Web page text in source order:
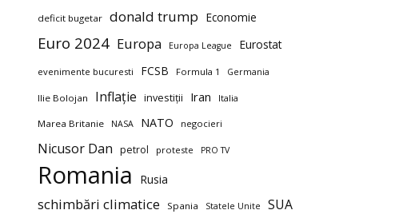
deficit bugetar donald trump Economie
Euro 2024 Europa Europa League Eurostat
evenimente bucuresti FCSB Formula 1 Germania
Ilie Bolojan Inflație investiții Iran Italia
Marea Britanie NASA NATO negocieri
Nicusor Dan petrol proteste PRO TV
Romania Rusia
schimbări climatice Spania Statele Unite SUA